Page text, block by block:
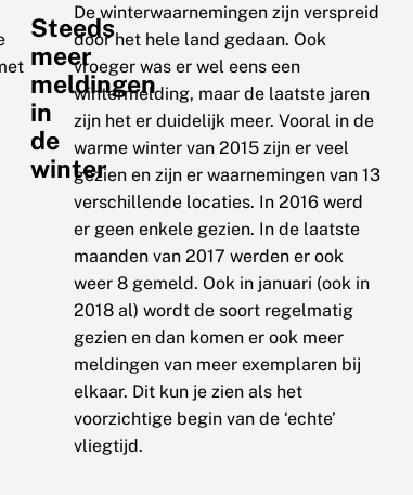
Steeds
meer
meldingen
in
de
winter
De winterwaarnemingen zijn verspreid
door het hele land gedaan. Ook
vroeger was er wel eens een
wintermelding, maar de laatste jaren
zijn het er duidelijk meer. Vooral in de
warme winter van 2015 zijn er veel
gezien en zijn er waarnemingen van 13
verschillende locaties. In 2016 werd
er geen enkele gezien. In de laatste
maanden van 2017 werden er ook
weer 8 gemeld. Ook in januari (ook in
2018 al) wordt de soort regelmatig
gezien en dan komen er ook meer
meldingen van meer exemplaren bij
elkaar. Dit kun je zien als het
voorzichtige begin van de ‘echte’
vliegtijd.